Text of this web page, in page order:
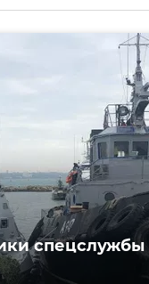
спецслужбы